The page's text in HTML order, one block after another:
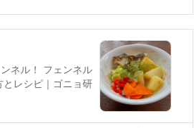
ネル！ フェンネル
とレシピ｜ゴニョ研